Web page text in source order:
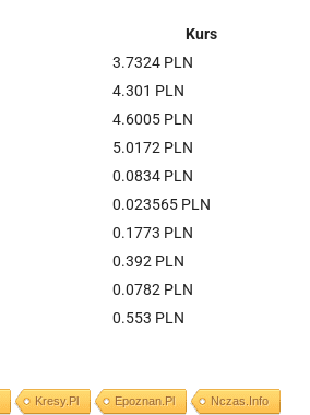
Kurs
3.7324 PLN
4.301 PLN
4.6005 PLN
5.0172 PLN
0.0834 PLN
0.023565 PLN
0.1773 PLN
0.392 PLN
0.0782 PLN
0.553 PLN
Kresy.pl Epoznan.pl Nczas.info